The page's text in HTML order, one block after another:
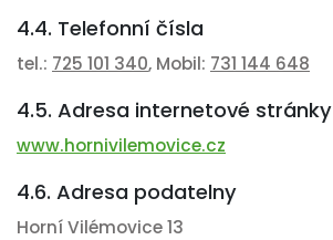
4.4. Telefonní čísla
tel.: 725 101 340, Mobil: 731 144 648
4.5. Adresa internetové stránky
www.hornivilemovice.cz
4.6. Adresa podatelny
Horní Vilémovice 13